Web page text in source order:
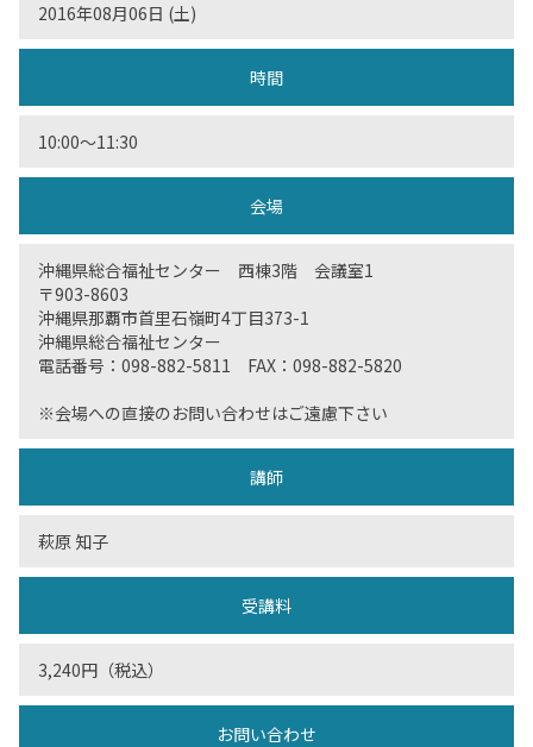
2016年08月06日 (土)
時間
10:00〜11:30
会場
沖縄県総合福祉センター 西棟3階 会議室1
〒903-8603
沖縄県那覇市首里石嶺町4丁目373-1
沖縄県総合福祉センター
電話番号：098-882-5811 FAX：098-882-5820
※会場への直接のお問い合わせはご遠慮下さい
講師
萩原 知子
受講料
3,240円（税込）
お問い合わせ